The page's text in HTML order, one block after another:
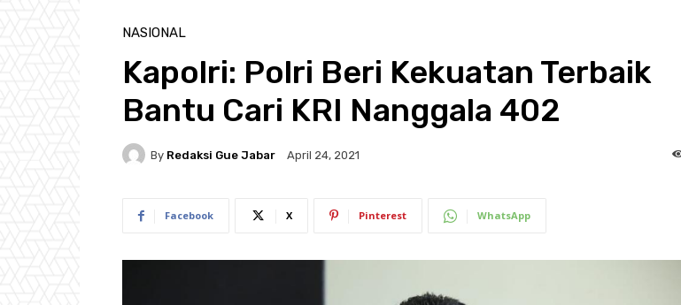
NASIONAL
Kapolri: Polri Beri Kekuatan Terbaik
Bantu Cari KRI Nanggala 402
By Redaksi Gue Jabar April 24, 2021
Facebook X Pinterest WhatsApp